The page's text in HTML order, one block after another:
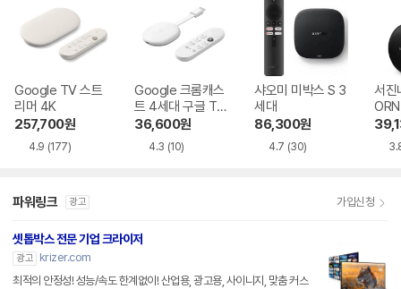
Google TV 스트
리머 4K
257,700원
4.9 (177)
Google 크롬캐스
트 4세대 구글 TV
4K
36,600원
4.3 (10)
샤오미 미박스 S 3
세대
86,300원
4.7 (30)
서진
y K9
파워링크 광고 가입신청
셋톱박스 전문 기업 크라이저
광고
krizer.com
최적의 안정성! 성능/속도 한계없이! 산업용, 광고용, 사이니지, 맞춤 커스